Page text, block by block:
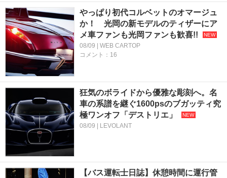
やっぱり初代コルベットのオマージュ
か！ 光岡の新モデルのティザーにア
メ車ファンも光岡ファンも歓喜!!
08/09 | WEB CARTOP
コメント：16
狂気のボライドから優雅な彫刻へ。名
車の系譜を継ぐ1600psのブガッティ究
極ワンオフ「デストリエ」
08/09 | LEVOLANT
【バス運転士日誌】休憩時間に運行管